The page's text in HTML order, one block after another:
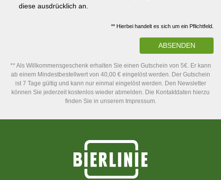
diese ausdrücklich an.
** Hierbei handelt es sich um ein Pflichtfeld.
ABSENDEN
** Als Willkommensgeschenk erhalten Sie einen Gutschein von 5€. Er kann
ab einem Mindestbestellwert von 40,00 € eingelöst werden. Der Gutschein
ist 7 Tage gültig und kann nur einmal eingelöst werden. Den Newsletter
können Sie jederzeit kostenlos wieder abmelden. Die Kontaktdaten hierzu
finden Sie in unserem Impressum.